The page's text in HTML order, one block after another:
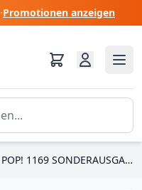
·Promotionen anzeigen
FUNKO POP! 1169 SONDERAUSGABE – DISNEY DIE KLEINE MEERJUNGFRAU – ARIEL MIT ERIC-STATUE